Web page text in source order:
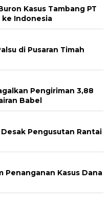
Kasus Tambang PT
Indonesia
di Pusaran Timah
Pengiriman 3,88
Babel
Pengusutan Rantai
Penanganan Kasus Dana